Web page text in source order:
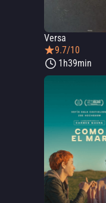
Versa
9.7/10
1h39min